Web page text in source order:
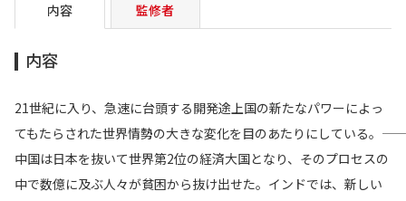
内容 監修者
内容
21世紀に入り、急速に台頭する開発途上国の新たなパワーによっ
てもたらされた世界情勢の大きな変化を目のあたりにしている。――
中国は日本を抜いて世界第2位の経済大国となり、そのプロセスの
中で数億に及ぶ人々が貧困から抜け出せた。インドでは、新しい